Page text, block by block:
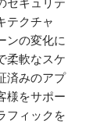
テクチャ
ンの変化に
柔軟なスケ
済みのアプ
様をサポー
フィックを